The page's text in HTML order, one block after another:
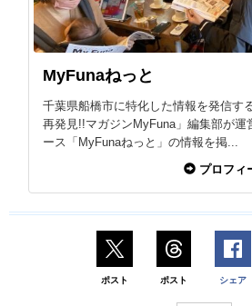
MyFunaねっと
千葉県船橋市に特化した情報を発信す
再発見!!マガジンMyFuna」編集部が運
ース「MyFunaねっと」の情報を掲...
プロフィ
ポスト ポスト シェア